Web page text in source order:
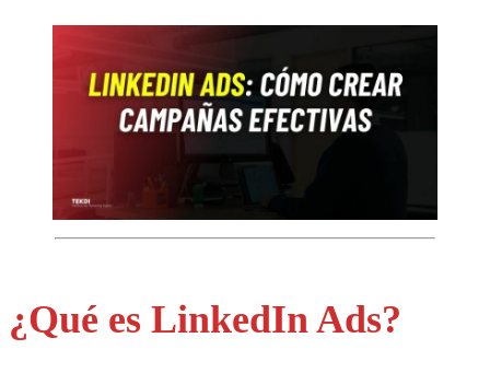
¿Qué es LinkedIn Ads?